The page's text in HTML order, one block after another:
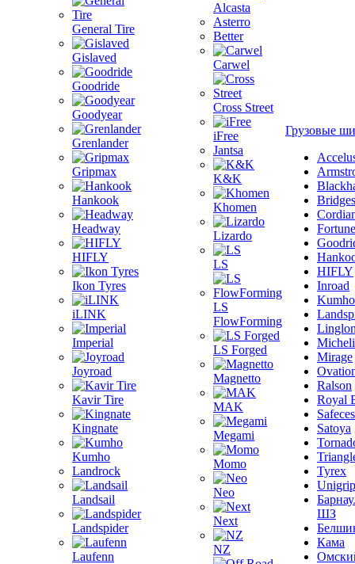
General Tire
Gislaved
Goodride
Goodyear
Grenlander
Gripmax
Hankook
Headway
HIFLY
Ikon Tyres
iLINK
Imperial
Joyroad
Kavir Tire
Kingnate
Kumho
Landrock
Landsail
Landspider
Laufenn
Alcasta
Asterro
Better
Carwel
Cross Street
iFree
Jantsa
K&K
Khomen
Lizardo
LS
LS
FlowForming
LS Forged
Magnetto
MAK
Megami
Momo
Neo
Next
NZ
Грузовые
Fortune
HIFLY
Inroad
Kumho
Mirage
Ralson
Royal
Satoya
Tyrex
Unigrip
ШЗ
Кама